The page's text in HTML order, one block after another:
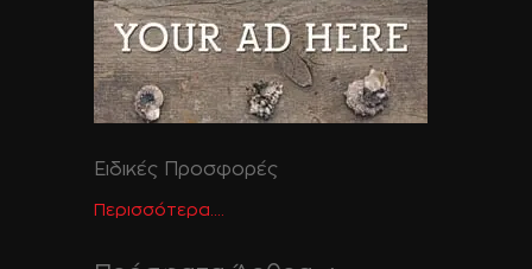
Ειδικές Προσφορές
Περισσότερα....